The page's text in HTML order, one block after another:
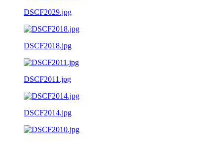
DSCF2029.jpg
DSCF2018.jpg
DSCF2011.jpg
DSCF2014.jpg